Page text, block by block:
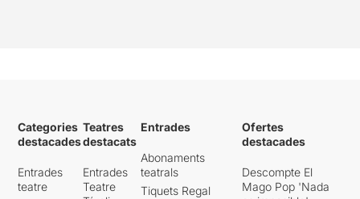
Categories
destacades
Entrades
teatre
Teatres
destacats
Entrades
Teatre
Entrades
Abonaments
teatrals
Tiquets Regal
Ofertes
destacades
Descompte El
Mago Pop 'Nada